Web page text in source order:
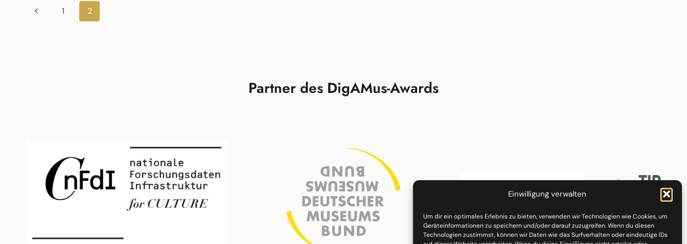
Einwilligung verwalten
Um dir ein optimales Erlebnis zu bieten, verwenden wir Technologien wie Cookies, um
Geräteinformationen zu speichern und/oder darauf zuzugreifen. Wenn du diesen
Technologien zustimmst, können wir Daten wie das Surfverhalten oder eindeutige IDs
Seitennavigation
Vorherige1 2
Partner des DigAMus-Awards